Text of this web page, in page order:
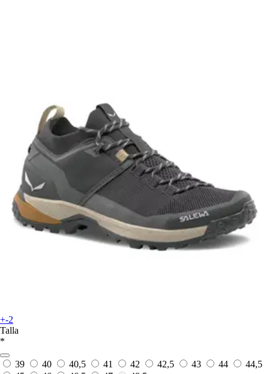
+-2
Talla
*
39 40 40,5 41 42 42,5 43 44
44,5